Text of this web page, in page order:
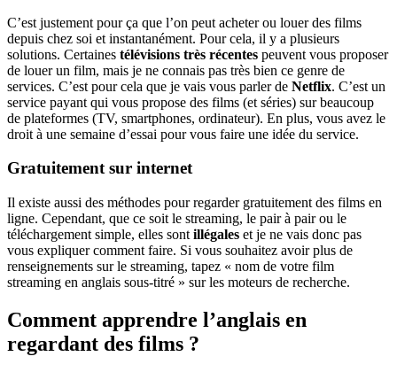
C’est justement pour ça que l’on peut acheter ou louer des films
depuis chez soi et instantanément. Pour cela, il y a plusieurs
solutions. Certaines télévisions très récentes peuvent vous proposer
de louer un film, mais je ne connais pas très bien ce genre de
services. C’est pour cela que je vais vous parler de Netflix. C’est un
service payant qui vous propose des films (et séries) sur beaucoup
de plateformes (TV, smartphones, ordinateur). En plus, vous avez le
droit à une semaine d’essai pour vous faire une idée du service.
Gratuitement sur internet
Il existe aussi des méthodes pour regarder gratuitement des films en
ligne. Cependant, que ce soit le streaming, le pair à pair ou le
téléchargement simple, elles sont illégales et je ne vais donc pas
vous expliquer comment faire. Si vous souhaitez avoir plus de
renseignements sur le streaming, tapez « nom de votre film
streaming en anglais sous-titré » sur les moteurs de recherche.
Comment apprendre l’anglais en
regardant des films ?